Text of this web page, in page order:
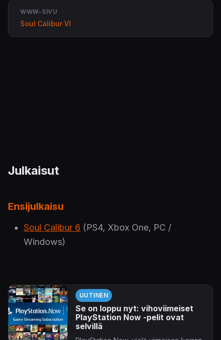
WWW-SIVU
Soul Calibur VI
Julkaisut
Ensijulkaisu
Soul Calibur 6 (PS4, Xbox One, PC /
Windows)
UUTINEN
Se on loppu nyt: vihoviimeiset
PlayStation Now -pelit ovat
selvillä